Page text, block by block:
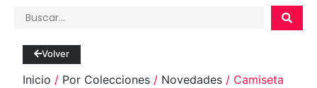
Volver
Inicio / Por Colecciones / Novedades / Camiseta